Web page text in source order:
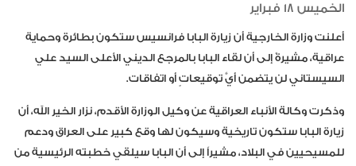
الخميس 18 فبراير
أعلنت وزارة الخارجية أن زيارة البابا فرانسيس ستكون بطائرة وحماية
عراقية، مشيرةً إلى أن لقاء البابا بالمرجع الديني الأعلى السيد علي
السيستاني لن يتضمن أيَّ توقيعاتٍ أو اتفاقات.
وذكرت وكالة الأنباء العراقية عن وكيل الوزارة الأقدم، نزار الخير الله، أن
زيارة البابا ستكون تاريخية وسيكون لها وقع كبير على العراق ودعم
للمسيحيين في البلاد، مشيراً إلى أن البابا سيلقي خطبته الرئيسية من